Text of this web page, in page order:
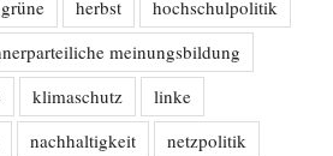
grüne herbst
hochschulpolitik
meinungsbildung
klimaschutz
linke
nachhaltigkeit
netzpolitik